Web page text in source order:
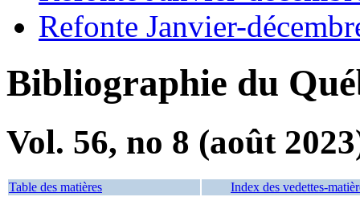
Refonte Janvier-
Bibliographie du
Vol. 56, no 8 (août
Table des matières Index des vedettes-